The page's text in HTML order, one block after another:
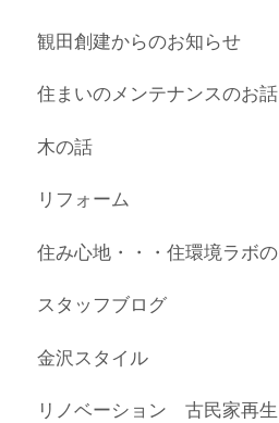
観田創建からのお知らせ
住まいのメンテナンスのお話
木の話
リフォーム
住み心地・・・住環境ラボ
スタッフブログ
金沢スタイル
リノベーション 古民家再生